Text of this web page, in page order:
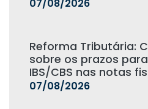
07/08/2026
Reforma Tributária:
sobre os prazos
IBS/CBS nas notas
07/08/2026